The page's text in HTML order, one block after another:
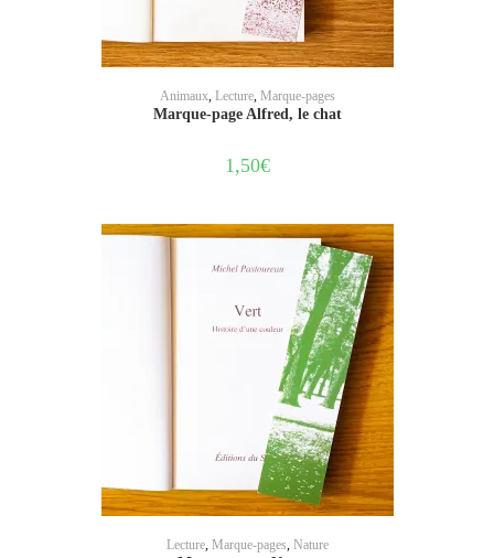
AJOUTER AU PANIER
Animaux, Lecture, Marque-pages
Marque-page Alfred, le chat
1,50€
AJOUTER AU PANIER
Lecture, Marque-pages, Nature